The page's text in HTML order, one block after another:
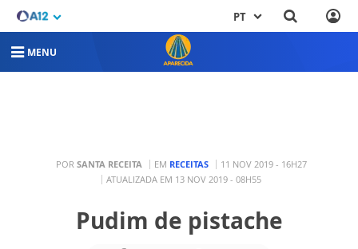
PT
MENU
POR SANTA RECEITA EM RECEITAS
11 NOV 2019 - 16H27
ATUALIZADA EM 13 NOV 2019 - 08H55
Pudim de pistache